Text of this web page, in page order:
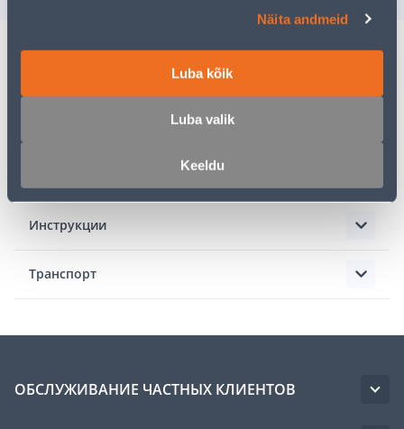
Näita andmeid
Luba kõik
Luba valik
Keeldu
Инструкции
Транспорт
ОБСЛУЖИВАНИЕ ЧАСТНЫХ КЛИЕНТОВ